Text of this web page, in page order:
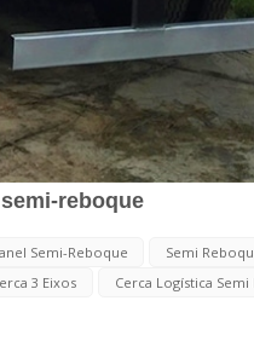
reboque
Semi-Reboque
Semi
3 Eixos
Cerca Logística